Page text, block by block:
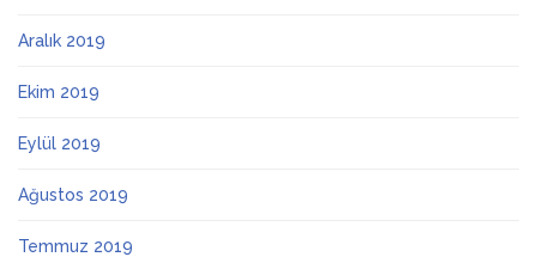
Aralık 2019
Ekim 2019
Eylül 2019
Ağustos 2019
Temmuz 2019